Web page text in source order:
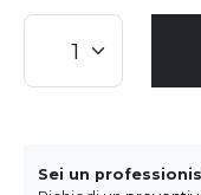
Sei un